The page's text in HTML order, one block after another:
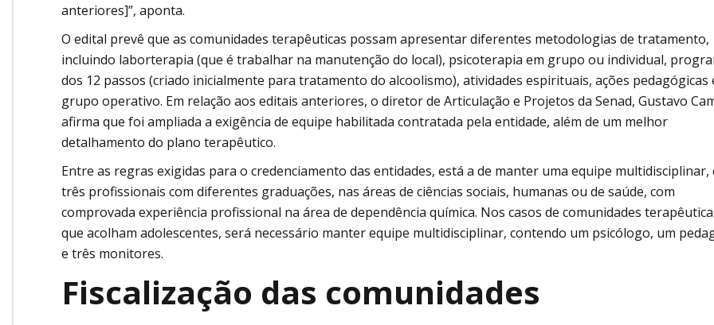
anteriores]”, aponta.
O edital prevê que as comunidades terapêuticas possam apresentar diferentes metodologias de tratamento,
incluindo laborterapia (que é trabalhar na manutenção do local), psicoterapia em grupo ou individual,
dos 12 passos (criado inicialmente para tratamento do alcoolismo), atividades espirituais, ações pedagógicas
grupo operativo. Em relação aos editais anteriores, o diretor de Articulação e Projetos da Senad, Gustavo
afirma que foi ampliada a exigência de equipe habilitada contratada pela entidade, além de um melhor
detalhamento do plano terapêutico.
Entre as regras exigidas para o credenciamento das entidades, está a de manter uma equipe multidisciplinar,
três profissionais com diferentes graduações, nas áreas de ciências sociais, humanas ou de saúde, com
comprovada experiência profissional na área de dependência química. Nos casos de comunidades
que acolham adolescentes, será necessário manter equipe multidisciplinar, contendo um psicólogo, um
e três monitores.
Fiscalização das comunidades